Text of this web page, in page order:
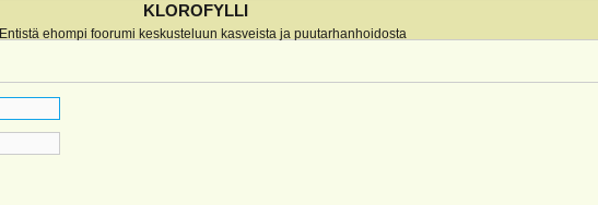
KLOROFYLLI
Entistä ehompi foorumi keskusteluun kasveista ja puutarhanhoidosta